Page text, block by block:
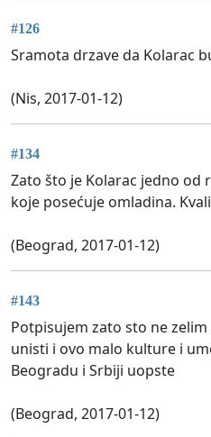
#126
Sramota drzave da Kolarac
(Nis, 2017-01-12)
#134
Zato što je Kolarac jedno
koje posećuje omladina.
(Beograd, 2017-01-12)
#143
Potpisujem zato sto ne
unisti i ovo malo kulture i
Beogradu i Srbiji uopste
(Beograd, 2017-01-12)